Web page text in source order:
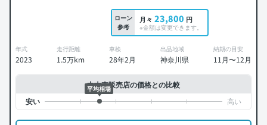
ローン
参考
月々 23,800 円
※金額は変更できます。
年式
2023
走行距離
1.5万km
車検
28年2月
出品地域
神奈川県
納期の目安
11月〜12月
中古車販売店の価格との比較
平均相場